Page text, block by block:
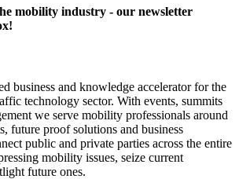
mobility industry - our newsletter
business and knowledge accelerator for the
technology sector. With events, summits
we serve mobility professionals around
future proof solutions and business
public and private parties across the entire
mobility issues, seize current
future ones.